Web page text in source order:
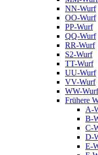
NN-Wurf
OO-Wurf
PP-Wurf
QQ-Wurf
RR-Wurf
S2-Wurf
TT-Wurf
UU-Wurf
VV-Wurf
WW-Wurf
Frühere
A-
B-
C-
D-
E-